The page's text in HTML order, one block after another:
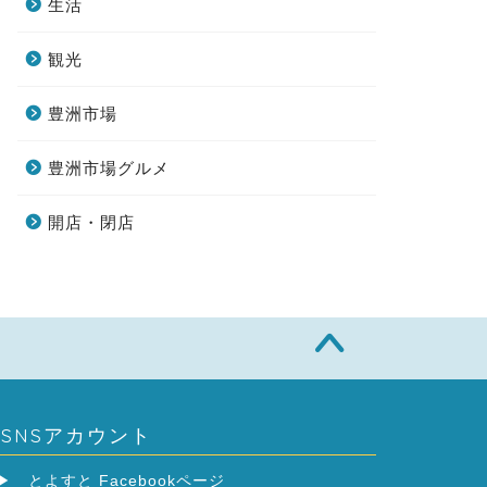
生活
観光
豊洲市場
豊洲市場グルメ
開店・閉店
SNSアカウント
とよすと Facebookページ